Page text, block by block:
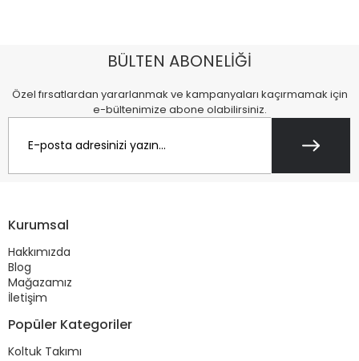
BÜLTEN ABONELİĞİ
Özel fırsatlardan yararlanmak ve kampanyaları kaçırmamak için
e-bültenimize abone olabilirsiniz.
Kurumsal
Hakkımızda
Blog
Mağazamız
İletişim
Popüler Kategoriler
Koltuk Takımı